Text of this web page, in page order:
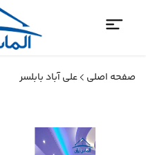
صفحه اصلی علی آباد بابلسر